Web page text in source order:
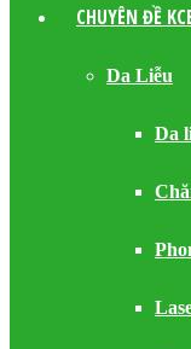
CHUYÊN ĐỀ
Da Liễu
Da